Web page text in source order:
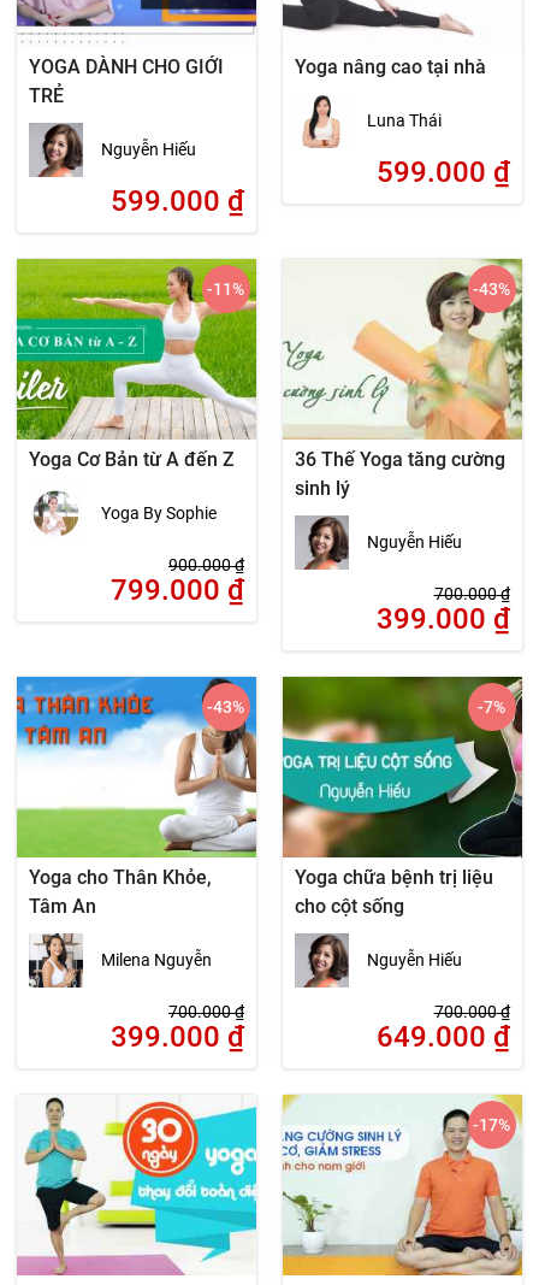
YOGA DÀNH CHO GIỚI
TRẺ
Nguyễn Hiếu
599.000 ₫
Yoga nâng cao tại nhà
Luna Thái
599.000 ₫
Yoga Cơ Bản từ A đến Z
Yoga By Sophie
900.000₫
799.000 ₫
-11%
36 Thế Yoga tăng cường
sinh lý
Nguyễn Hiếu
700.000₫
399.000 ₫
-43%
Yoga cho Thân Khỏe,
Tâm An
Milena Nguyễn
700.000₫
399.000 ₫
-43%
Yoga chữa bệnh trị liệu
cho cột sống
Nguyễn Hiếu
700.000₫
649.000 ₫
-7%
-17%